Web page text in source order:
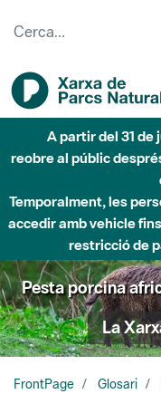
A partir del 31 de
reobre al públic
Temporalment, les
accedir amb vehicle
restricció de
Pesta porcina
La
FrontPage Glosari